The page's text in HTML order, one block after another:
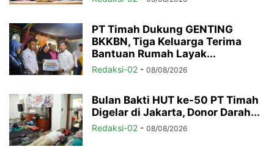
PT Timah Dukung GENTING
BKKBN, Tiga Keluarga Terima
Bantuan Rumah Layak...
Redaksi-02 - 08/08/2026
Bulan Bakti HUT ke-50 PT Timah
Digelar di Jakarta, Donor Darah...
Redaksi-02 - 08/08/2026